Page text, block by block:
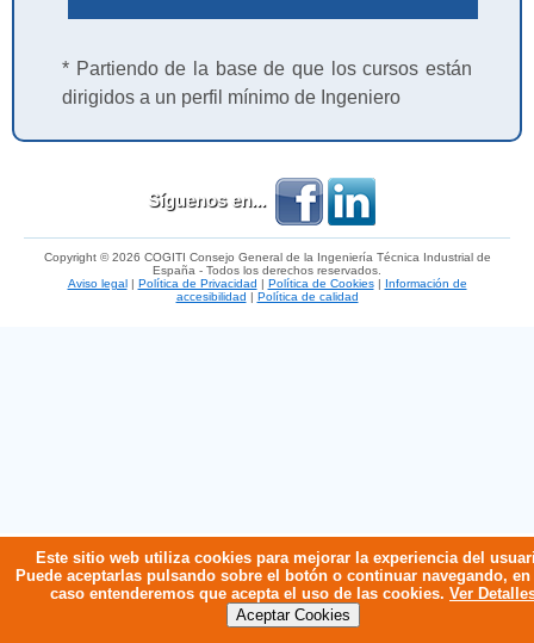
Este sitio web utiliza cookies para mejorar la experiencia del
Puede aceptarlas pulsando sobre el botón o continuar navegando,
caso entenderemos que acepta el uso de las cookies. Ver
* Partiendo de la base de que los cursos están
dirigidos a un perfil mínimo de Ingeniero
Síguenos en...
Copyright © 2026 COGITI Consejo General de la Ingeniería Técnica Industrial de
España - Todos los derechos reservados.
Aviso legal
Política de Privacidad Política de Cookies|
Información de
accesibilidad
Política de calidad